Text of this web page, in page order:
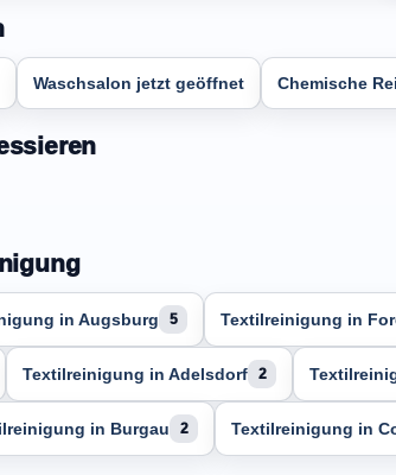
Waschsalon jetzt geöffnet Chemische
in Augsburg 5 Textilreinigung in
Textilreinigung in Adelsdorf 2
in Burgau 2 Textilreinigung in